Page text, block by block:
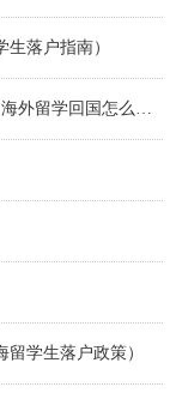
落户指南）
学生落户政策）